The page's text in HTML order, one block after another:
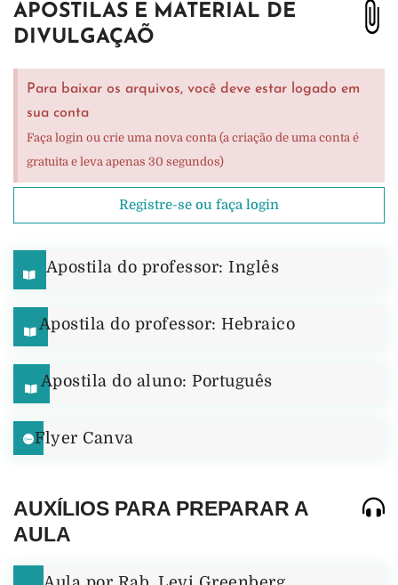
APOSTILAS E MATERIAL DE
DIVULGAÇAÕ
Para baixar os arquivos, você deve estar logado em
sua conta
Faça login ou crie uma nova conta (a criação de uma conta é
gratuita e leva apenas 30 segundos)
Registre-se ou faça login
Apostila do professor: Inglês
Apostila do professor: Hebraico
Apostila do aluno: Português
Flyer Canva
AUXÍLIOS PARA PREPARAR A
AULA